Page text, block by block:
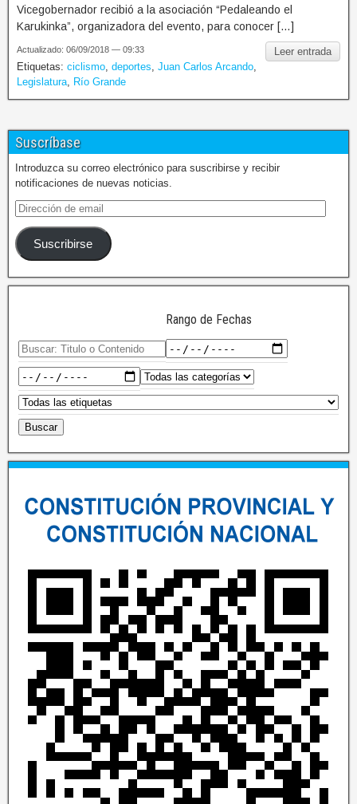
Vicegobernador recibió a la asociación “Pedaleando el
Karukinka”, organizadora del evento, para conocer […]
Leer entrada
Actualizado: 06/09/2018 — 09:33
Etiquetas: ciclismo deportes Juan Carlos Arcando
Legislatura
Río Grande
Suscríbase
Introduzca su correo electrónico para suscribirse y recibir
notificaciones de nuevas noticias.
Suscribirse
Rango de Fechas